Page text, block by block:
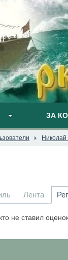
ЗА
Лента
не ставил